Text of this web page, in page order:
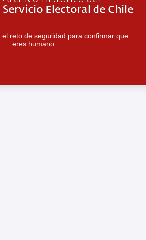
el reto de seguridad para confirmar que
eres humano.